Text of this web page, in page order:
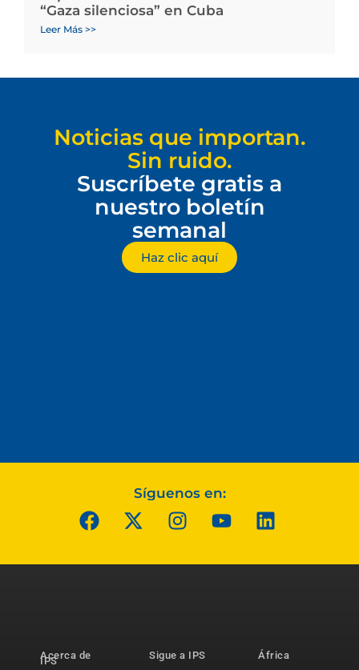
“Gaza silenciosa” en Cuba
Leer Más >>
Noticias que importan.
Sin ruido.
Suscríbete gratis a
nuestro boletín
semanal
Haz clic aquí
Síguenos en:
Acerca de
IPS
Sigue a IPS
África